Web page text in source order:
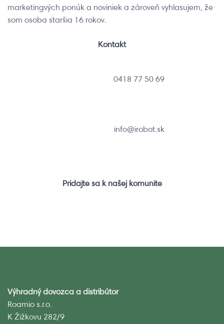
marketingvých ponúk a noviniek a zároveň vyhlasujem, že
som osoba staršia 16 rokov.
Kontakt
0418 77 50 69
info@irobot.sk
Pridajte sa k našej komunite
Výhradný dovozca a distribútor
Roamio s.r.o.
K Žižkovu 282/9